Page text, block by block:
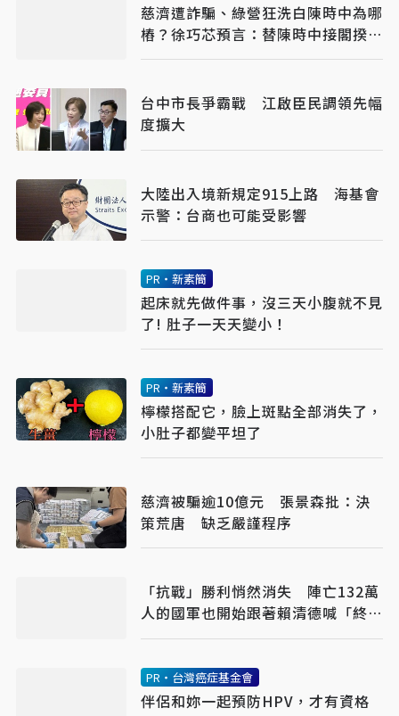
慈濟遭詐騙、綠營狂洗白陳時中為哪
樁？徐巧芯預言：替陳時中接閣揆鋪
路
台中市長爭霸戰 江啟臣民調領先幅
度擴大
大陸出入境新規定915上路 海基會
示警：台商也可能受影響
PR・新素簡
起床就先做件事，沒三天小腹就不見
了! 肚子一天天變小！
PR・新素簡
檸檬搭配它，臉上斑點全部消失了，
小肚子都變平坦了
慈濟被騙逾10億元 張景森批：決
策荒唐 缺乏嚴謹程序
「抗戰」勝利悄然消失 陣亡132萬
人的國軍也開始跟著賴清德喊「終
戰」了
PR・台灣癌症基金會
伴侶和妳一起預防HPV，才有資格